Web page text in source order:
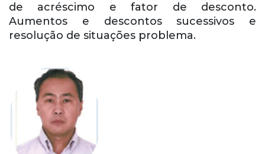
de acréscimo e fator de desconto.
Aumentos e descontos sucessivos e
resolução de situações problema.